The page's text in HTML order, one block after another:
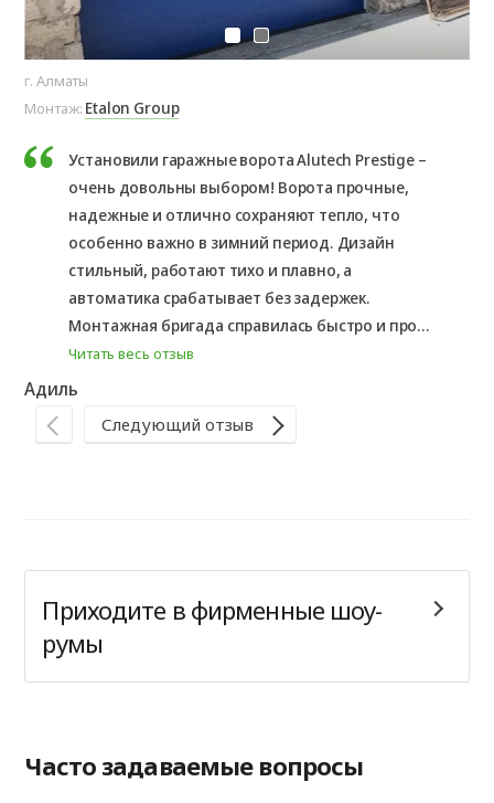
г. Алматы
Монтаж: Etalon Group
Установили гаражные ворота Alutech Prestige –
очень довольны выбором! Ворота прочные,
надежные и отлично сохраняют тепло, что
особенно важно в зимний период. Дизайн
стильный, работают тихо и плавно, а
автоматика срабатывает без задержек.
Монтажная бригада справилась быстро и про...
Читать весь отзыв
Адиль
Следующий отзыв
Приходите в фирменные шоу-
румы
Часто задаваемые вопросы